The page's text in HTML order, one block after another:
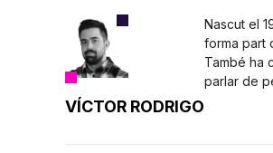
VÍCTOR RODRIGO
Nascut el
forma part
També ha
parlar de